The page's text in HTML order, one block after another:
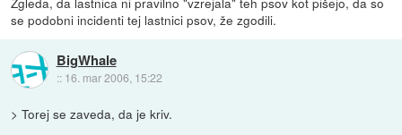
se podobni incidenti tej lastnici psov, že zgodili.
BigWhale
:: 16. mar 2006, 15:22
> Torej se zaveda, da je kriv.